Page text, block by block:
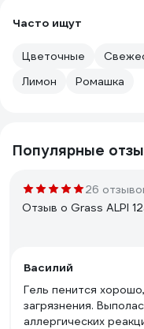
Часто ищут
Цветочные
Лимон
Ромашка
Популярные
26
Отзыв о Grass ALPI
Василий
Гель пенится
загрязнения.
аллергических